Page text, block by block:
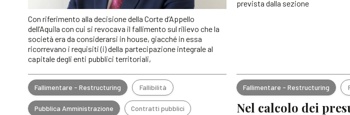
Con riferimento alla decisione della Corte d’Appello
dell’Aquila con cui si revocava il fallimento sul rilievo che la
società era da considerarsi in house, giacché in essa
ricorrevano i requisiti (i) della partecipazione integrale al
capitale degli enti pubblici territoriali,
prevista dalla sezione
Fallimentare - Restructuring Fallibilità
Pubblica Amministrazione Contratti pubblici
Fallimentare - Restructuring
Nel calcolo dei